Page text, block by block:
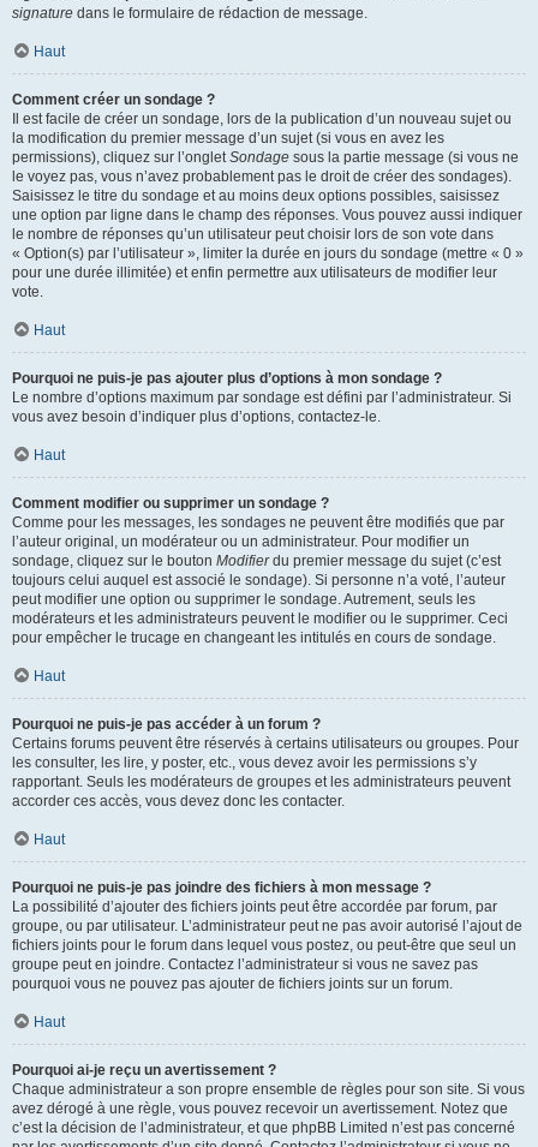
signature dans le formulaire de rédaction de message.
Haut
Comment créer un sondage ?
Il est facile de créer un sondage, lors de la publication d’un nouveau sujet ou
la modification du premier message d’un sujet (si vous en avez les
permissions), cliquez sur l’ongletSondage sous la partie message (si vous ne
le voyez pas, vous n’avez probablement pas le droit de créer des sondages).
Saisissez le titre du sondage et au moins deux options possibles, saisissez
une option par ligne dans le champ des réponses. Vous pouvez aussi indiquer
le nombre de réponses qu’un utilisateur peut choisir lors de son vote dans
« Option(s) par l’utilisateur », limiter la durée en jours du sondage (mettre « 0 »
pour une durée illimitée) et enfin permettre aux utilisateurs de modifier leur
vote.
Haut
Pourquoi ne puis-je pas ajouter plus d’options à mon sondage ?
Le nombre d’options maximum par sondage est défini par l’administrateur. Si
vous avez besoin d’indiquer plus d’options, contactez-le.
Haut
Comment modifier ou supprimer un sondage ?
Comme pour les messages, les sondages ne peuvent être modifiés que par
l’auteur original, un modérateur ou un administrateur. Pour modifier un
sondage, cliquez sur le bouton Modifierdu premier message du sujet (c’est
toujours celui auquel est associé le sondage). Si personne n’a voté, l’auteur
peut modifier une option ou supprimer le sondage. Autrement, seuls les
modérateurs et les administrateurs peuvent le modifier ou le supprimer. Ceci
pour empêcher le trucage en changeant les intitulés en cours de sondage.
Haut
Pourquoi ne puis-je pas accéder à un forum ?
Certains forums peuvent être réservés à certains utilisateurs ou groupes. Pour
les consulter, les lire, y poster, etc., vous devez avoir les permissions s’y
rapportant. Seuls les modérateurs de groupes et les administrateurs peuvent
accorder ces accès, vous devez donc les contacter.
Haut
Pourquoi ne puis-je pas joindre des fichiers à mon message ?
La possibilité d’ajouter des fichiers joints peut être accordée par forum, par
groupe, ou par utilisateur. L’administrateur peut ne pas avoir autorisé l’ajout de
fichiers joints pour le forum dans lequel vous postez, ou peut-être que seul un
groupe peut en joindre. Contactez l’administrateur si vous ne savez pas
pourquoi vous ne pouvez pas ajouter de fichiers joints sur un forum.
Haut
Pourquoi ai-je reçu un avertissement ?
Chaque administrateur a son propre ensemble de règles pour son site. Si vous
avez dérogé à une règle, vous pouvez recevoir un avertissement. Notez que
c’est la décision de l’administrateur, et que phpBB Limited n’est pas concerné